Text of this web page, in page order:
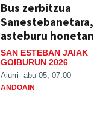
Bus zerbitzua
Sanestebanetara,
asteburu honetan
SAN ESTEBAN JAIAK
GOIBURUN 2026
Aiurri abu 05, 07:00
ANDOAIN